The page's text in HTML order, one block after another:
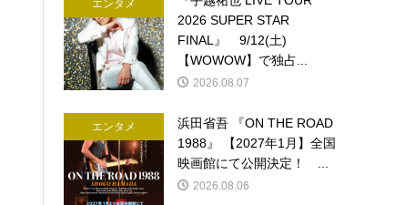
エンタメ
2026 SUPER STAR
FINAL』 9/12(土)
【WOWOW】で独占...
2026.08.07
エンタメ
浜田省吾 『ON THE ROAD
1988』 【2027年1月】全国
映画館にて公開決定！ ...
2026.08.06